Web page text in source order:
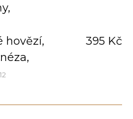
hovězí,
395 Kč